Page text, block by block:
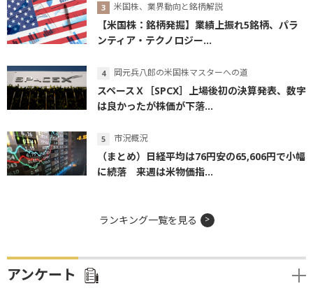
米国株、業界動向と銘柄解説
【米国株：銘柄発掘】業績上振れ5銘柄、パラ
ンティア・テクノロジー...
岡元兵八郎の米国株マスターへの道
スペースＸ［SPCX］上場後初の決算発表、数字
は良かったが株価が下落...
市況概況
（まとめ）日経平均は76円安の65,606円で小幅
に続落 来週は米物価指...
ランキング一覧を見る
アンケート